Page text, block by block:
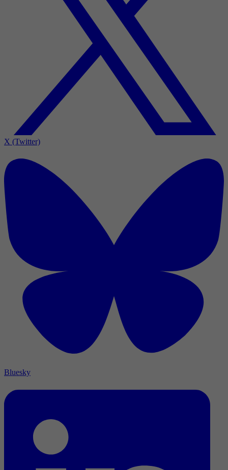
X (Twitter)
Bluesky